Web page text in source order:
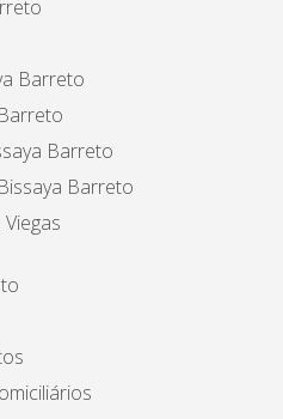
Barreto
Barreto
Barreto